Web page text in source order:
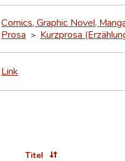
Comics, Graphic Novel,
Prosa > Kurzprosa
Link
Titel